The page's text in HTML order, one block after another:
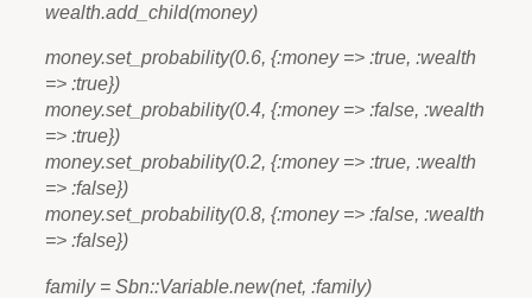
wealth.add_child(money)
money.set_probability(0.6, {:money => :true, :wealth
=> :true})
money.set_probability(0.4, {:money => :false, :wealth
=> :true})
money.set_probability(0.2, {:money => :true, :wealth
=> :false})
money.set_probability(0.8, {:money => :false, :wealth
=> :false})
family = Sbn::Variable.new(net, :family)